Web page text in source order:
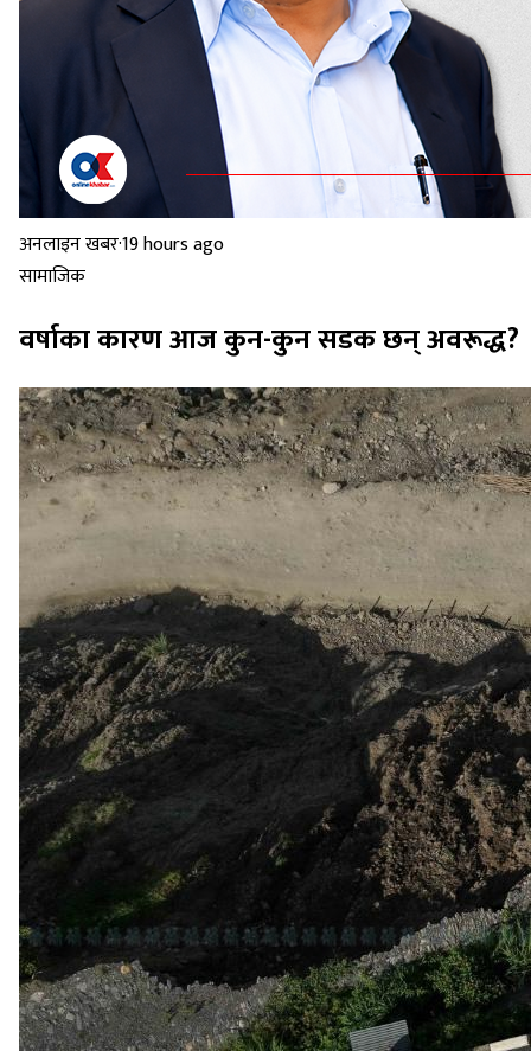
अनलाइन खबर·19 hours ago
सामाजिक
वर्षाका कारण आज कुन-कुन सडक छन् अवरूद्ध?